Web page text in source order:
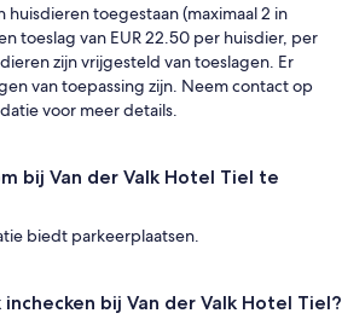
huisdieren toegestaan (maximaal 2 in
toeslag van EUR 22.50 per huisdier, per
zijn vrijgesteld van toeslagen. Er
van toepassing zijn. Neem contact op
voor meer details.
bij Van der Valk Hotel Tiel te
biedt parkeerplaatsen.
bij Van der Valk Hotel Tiel?